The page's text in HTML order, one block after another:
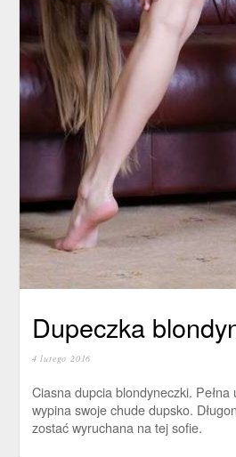
Dupeczka
4 lutego 2016
Ciasna dupcia blondyneczki. Pełna
wypina swoje chude dupsko.
zostać wyruchana na tej sofie.